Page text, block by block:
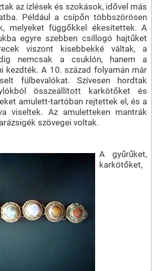
az ízlések és szokások, idővel más
Például a csípőn többszörösen
melyeket függőkkel ékesítettek. A
egyre szebben csillogó hajtűket
viszont kisebbekké váltak, a
nemcsak a csuklón, hanem a
kezdték. A 10. század folyamán már
fülbevalókat. Szívesen hordtak
összeállított karkötőket és
amulett-tartóban rejtettek el, és a
viseltek. Az amuletteken mantrák
szövegei voltak.
A gyűrűket,
karkötőket,